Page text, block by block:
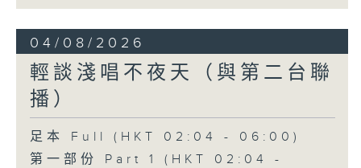
04/08/2026
輕談淺唱不夜天（與第二台聯
播）
足本 Full (HKT 02:04 - 06:00)
第一部份 Part 1 (HKT 02:04 -